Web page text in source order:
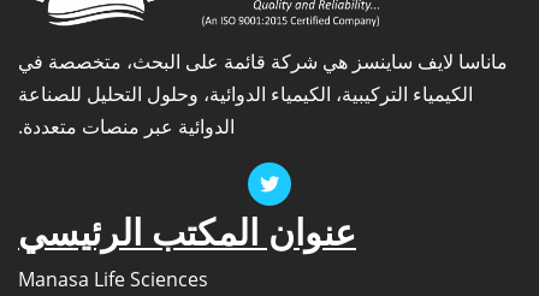
ماناسا لايف ساينسز هي شركة قائمة على البحث، متخصصة في
الكيمياء التركيبية، الكيمياء الدوائية، وحلول التحليل للصناعة
الدوائية عبر منصات متعددة.
عنوان المكتب الرئيسي
Manasa Life Sciences